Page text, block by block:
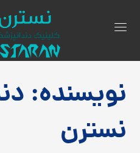
نویسنده:
نسترن